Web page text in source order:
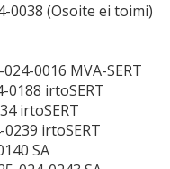
0038 (Osoite ei toimi)
0016 MVA-SERT
0188 irtoSERT
irtoSERT
irtoSERT
SA